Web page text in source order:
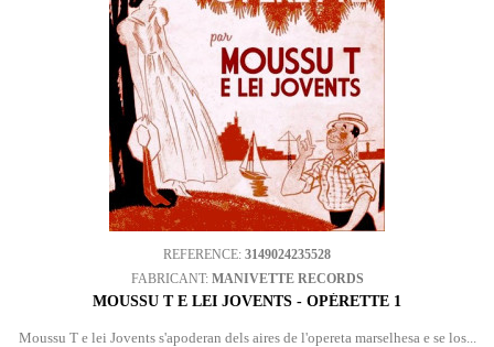
REFERENCE: 3149024235528
FABRICANT: MANIVETTE RECORDS
MOUSSU T E LEI JOVENTS - OPÉRETTE 1
Moussu T e lei Jovents s'apoderan dels aires de l'opereta marselhesa e se los...